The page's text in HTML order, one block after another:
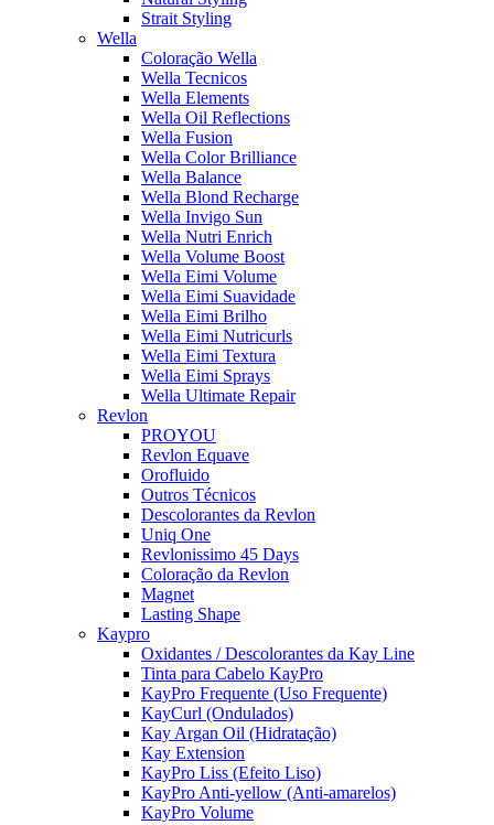
Strait Styling
Wella
Coloração Wella
Wella Tecnicos
Wella Elements
Wella Oil Reflections
Wella Fusion
Wella Color Brilliance
Wella Balance
Wella Blond Recharge
Wella Invigo Sun
Wella Nutri Enrich
Wella Volume Boost
Wella Eimi Volume
Wella Eimi Suavidade
Wella Eimi Brilho
Wella Eimi Nutricurls
Wella Eimi Textura
Wella Eimi Sprays
Wella Ultimate Repair
Revlon
PROYOU
Revlon Equave
Orofluido
Outros Técnicos
Descolorantes da Revlon
Uniq One
Revlonissimo 45 Days
Coloração da Revlon
Magnet
Lasting Shape
Kaypro
Oxidantes / Descolorantes da Kay Line
Tinta para Cabelo KayPro
KayPro Frequente (Uso Frequente)
KayCurl (Ondulados)
Kay Argan Oil (Hidratação)
Kay Extension
KayPro Liss (Efeito Liso)
KayPro Anti-yellow (Anti-amarelos)
KayPro Volume